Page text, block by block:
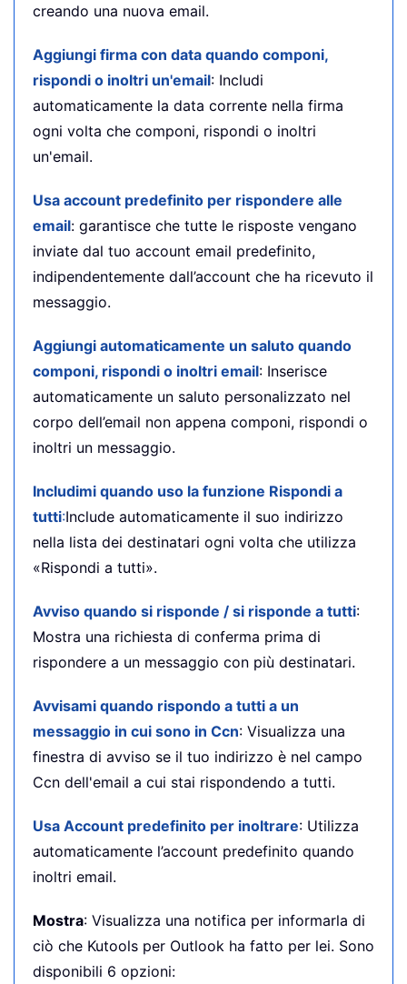
creando una nuova email.
Aggiungi firma con data quando componi,
rispondi o inoltri un'email: Includi
automaticamente la data corrente nella firma
ogni volta che componi, rispondi o inoltri
un'email.
Usa account predefinito per rispondere alle
email: garantisce che tutte le risposte vengano
inviate dal tuo account email predefinito,
indipendentemente dall’account che ha ricevuto il
messaggio.
Aggiungi automaticamente un saluto quando
componi, rispondi o inoltri email: Inserisce
automaticamente un saluto personalizzato nel
corpo dell’email non appena componi, rispondi o
inoltri un messaggio.
Includimi quando uso la funzione Rispondi a
tutti:Include automaticamente il suo indirizzo
nella lista dei destinatari ogni volta che utilizza
«Rispondi a tutti».
Avviso quando si risponde / si risponde a tutti:
Mostra una richiesta di conferma prima di
rispondere a un messaggio con più destinatari.
Avvisami quando rispondo a tutti a un
messaggio in cui sono in Ccn: Visualizza una
finestra di avviso se il tuo indirizzo è nel campo
Ccn dell'email a cui stai rispondendo a tutti.
Usa Account predefinito per inoltrare: Utilizza
automaticamente l’account predefinito quando
inoltri email.
Mostra: Visualizza una notifica per informarla di
ciò che Kutools per Outlook ha fatto per lei. Sono
disponibili 6 opzioni: